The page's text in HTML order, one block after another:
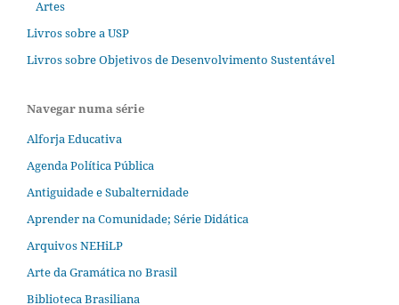
Artes
Livros sobre a USP
Livros sobre Objetivos de Desenvolvimento Sustentável
Navegar numa série
Alforja Educativa
Agenda Política Pública
Antiguidade e Subalternidade
Aprender na Comunidade; Série Didática
Arquivos NEHiLP
Arte da Gramática no Brasil
Biblioteca Brasiliana